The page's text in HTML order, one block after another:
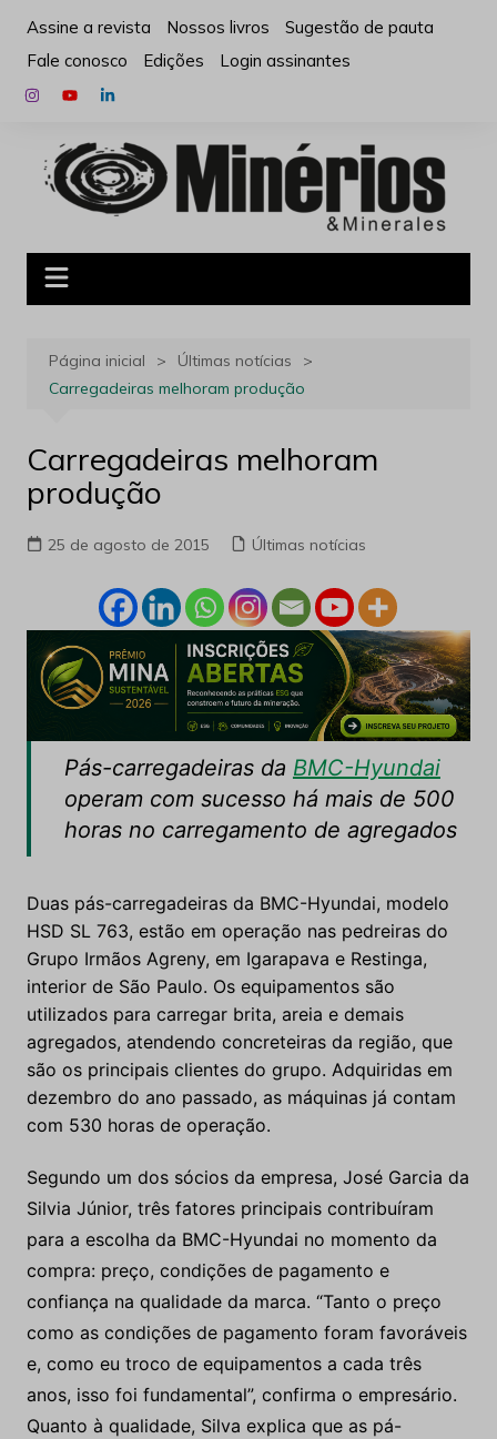
para
conteúdo
Assine a revista Nossos livros
Sugestão de pauta
Fale conosco
Edições Login assinantes
Página inicial
Últimas notícias
Carregadeiras melhoram produção
Carregadeiras melhoram
produção
25 de agosto de 2015 Últimas notícias
Pás-carregadeiras da BMC-Hyundai
operam com sucesso há mais de 500
horas no carregamento de agregados
Duas pás-carregadeiras da BMC-Hyundai, modelo
HSD SL 763, estão em operação nas pedreiras do
Grupo Irmãos Agreny, em Igarapava e Restinga,
interior de São Paulo. Os equipamentos são
utilizados para carregar brita, areia e demais
agregados, atendendo concreteiras da região, que
são os principais clientes do grupo. Adquiridas em
dezembro do ano passado, as máquinas já contam
com 530 horas de operação.
Segundo um dos sócios da empresa, José Garcia da
Silvia Júnior, três fatores principais contribuíram
para a escolha da BMC-Hyundai no momento da
compra: preço, condições de pagamento e
confiança na qualidade da marca. “Tanto o preço
como as condições de pagamento foram favoráveis
e, como eu troco de equipamentos a cada três
anos, isso foi fundamental”, confirma o empresário.
Quanto à qualidade, Silva explica que as pá-